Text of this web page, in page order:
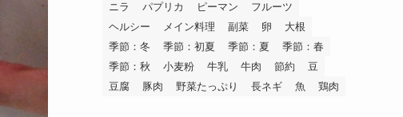
ニラ
パプリカ ピーマン
フルーツ
ヘルシー
メイン料理 副菜 卵
大根
季節：冬
季節：初夏 季節：夏
季節：春
季節：秋
小麦粉 牛乳 牛肉 節約
豆
豆腐
豚肉 野菜たっぷり 長ネギ 魚 鶏肉